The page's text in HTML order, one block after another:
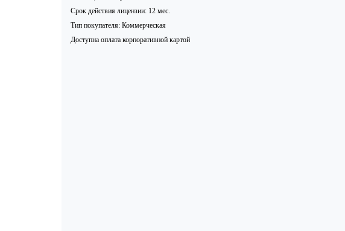
Срок действия лицензии: 12 мес.
Тип покупателя: Коммерческая
Доступна оплата корпоративной картой